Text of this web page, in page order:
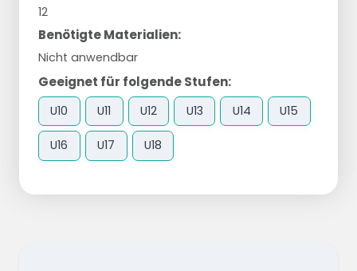
12
Benötigte Materialien:
Nicht anwendbar
Geeignet für folgende Stufen:
U10 U11 U12 U13 U14 U15
U16 U17 U18